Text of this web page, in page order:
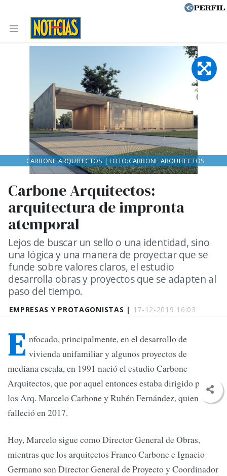
EMPRESAS Y PROTAGONISTAS | 17-12-2019 16:03
Carbone Arquitectos:
arquitectura de impronta
atemporal
Lejos de buscar un sello o una identidad, sino
una lógica y una manera de proyectar que se
funde sobre valores claros, el estudio
desarrolla obras y proyectos que se adapten al
paso del tiempo.
CARBONE ARQUITECTOS | FOTO:CARBONE ARQUITECTOS
E nfocado, principalmente, en el desarrollo de
vivienda unifamiliar y algunos proyectos de
mediana escala, en 1991 nació el estudio Carbone
Arquitectos, que por aquel entonces estaba dirigido por
los Arq. Marcelo Carbone y Rubén Fernández, quien
falleció en 2017.
Hoy, Marcelo sigue como Director General de Obras,
mientras que los arquitectos Franco Carbone e Ignacio
Germano son Director General de Proyecto y Coordinador